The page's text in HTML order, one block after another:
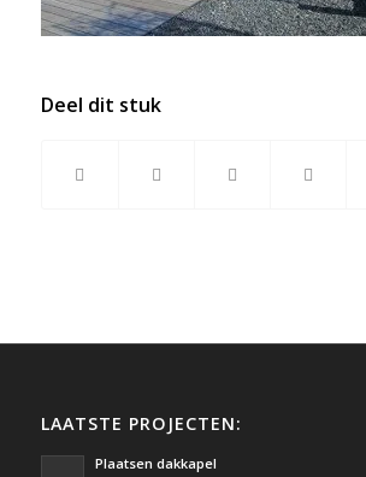
Deel dit stuk
LAATSTE PROJECTEN:
Plaatsen dakkapel